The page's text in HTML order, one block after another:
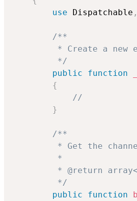
use
Dispatchable ,
/**
* Create a new
         */
public
function
{
//
}
/**
* Get the
         *
* @return
         */
public
function